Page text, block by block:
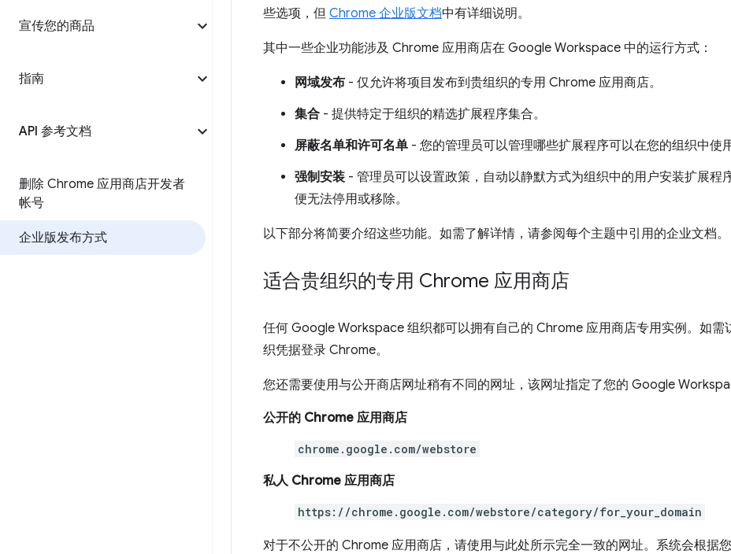
宣传您的商品
指南
API 参考文档
删除 Chrome 应用商店开发者
帐号
企业版发布方式
些选项，但 Chrome 企业版文档中有详细说明。
其中一些企业功能涉及 Chrome 应用商店在 Google Workspace 中的运行方式：
网域发布 - 仅允许将项目发布到贵组织的专用 Chrome 应用商店。
集合 - 提供特定于组织的精选扩展程序集合。
屏蔽名单和许可名单 - 您的管理员可以管理哪些扩展程序可以在您的组织中使用
强制安装 - 管理员可以设置政策，自动以静默方式为组织中的用户安装扩展程
便无法停用或移除。
以下部分将简要介绍这些功能。如需了解详情，请参阅每个主题中引用的企业文档。
适合贵组织的专用 Chrome 应用商店
任何 Google Workspace 组织都可以拥有自己的 Chrome 应用商店专用实例。如需
织凭据登录 Chrome。
您还需要使用与公开商店网址稍有不同的网址，该网址指定了您的 Google
公开的 Chrome 应用商店
chrome.google.com/webstore
私人 Chrome 应用商店
https://chrome.google.com/webstore/category/for_your_domain
对于不公开的 Chrome 应用商店，请使用与此处所示完全一致的网址。系统会根据